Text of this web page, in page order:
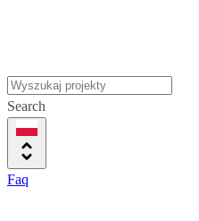
Search
Faq